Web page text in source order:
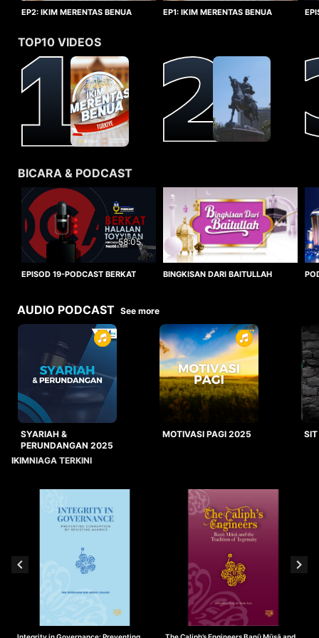
EP2: IKIM MERENTAS BENUA
EP1: IKIM MERENTAS BENUA
TOP10 VIDEOS
BICARA & PODCAST
58:05
EPISOD 19-PODCAST BERKAT
BINGKISAN DARI BAITULLAH
AUDIO PODCAST See more
SYARIAH &
PERUNDANGAN 2025
MOTIVASI PAGI 2025
IKIMNIAGA TERKINI